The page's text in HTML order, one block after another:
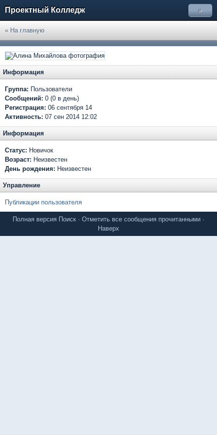
Проектный Колледж »
« На главную
Информация
Группа: Пользователи
Сообщений: 0 (0 в день)
Регистрация: 06 сентября 14
Активность: 07 сен 2014 12:02
Информация
Статус: Новичок
Возраст: Неизвестен
День рождения: Неизвестен
Управление
Публикации пользователя
Полная версия Поиск · Отметить все сообщения прочитанными ·
Наверх